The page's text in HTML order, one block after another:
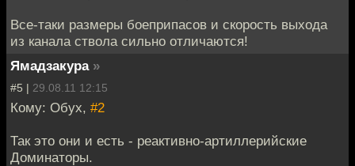
Все-таки размеры боеприпасов и скорость выхода
из канала ствола сильно отличаются!
Ямадзакура »
#5 | 29.08.11 12:15
Кому: Обух, #2
Так это они и есть - реактивно-артиллерийские
Доминаторы.